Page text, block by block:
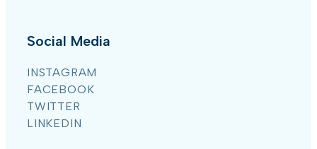
Social Media
INSTAGRAM
FACEBOOK
TWITTER
LINKEDIN